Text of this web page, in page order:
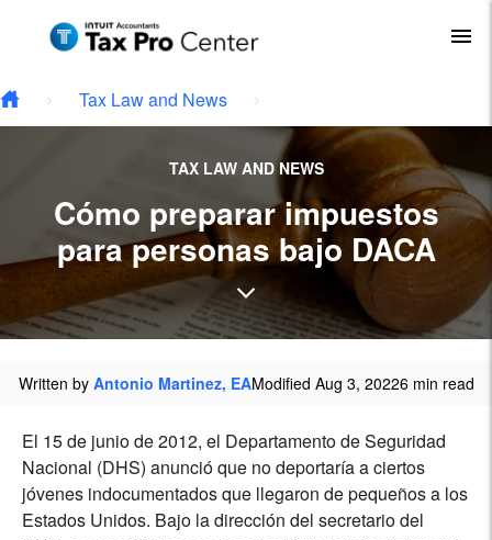
Skip to main content
Tax Law and News
TAX LAW AND NEWS
Cómo preparar impuestos
para personas bajo DACA
Written by Antonio Martinez, EAModified Aug 3, 20226 min read
El 15 de junio de 2012, el Departamento de Seguridad
Nacional (DHS) anunció que no deportaría a ciertos
jóvenes indocumentados que llegaron de pequeños a los
Estados Unidos. Bajo la dirección del secretario del
Type your email…